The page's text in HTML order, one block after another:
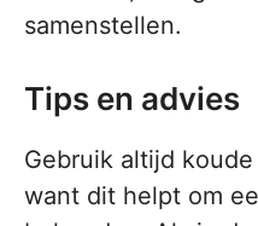
samenstellen.
Tips en advies
Gebruik altijd
want dit helpt om